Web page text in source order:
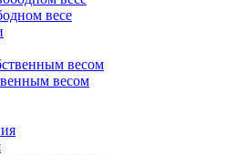
весе
весом